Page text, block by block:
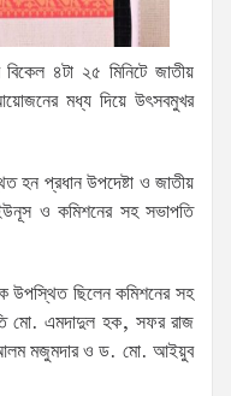
৪টা ২৫ মিনিটে জাতীয়
মধ্য দিয়ে উৎসবমুখর
হন প্রধান উপদেষ্টা ও জাতীয়
ও কমিশনের সহ সভাপতি
উপস্থিত ছিলেন কমিশনের সহ
মো. এমদাদুল হক, সফর রাজ
মজুমদার ও ড. মো. আইয়ুব